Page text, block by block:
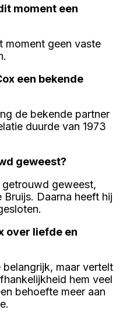
moment een
moment geen vaste
een bekende
de bekende partner
duurde van 1973
geweest?
getrouwd geweest,
Daarna heeft hij
over liefde en
maar vertelt
hem veel
behoefte meer aan